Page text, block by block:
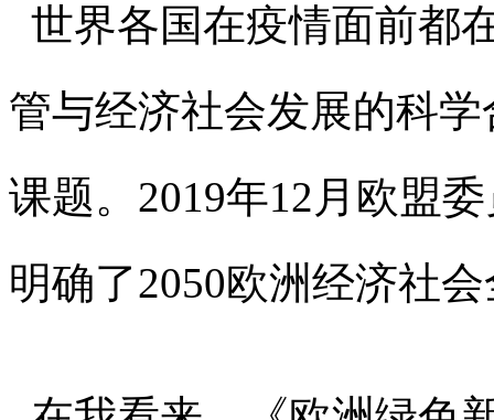
世界各国在疫情面前都
管与经济社会发展的科
课题。2019年12月欧盟
明确了2050欧洲经济社